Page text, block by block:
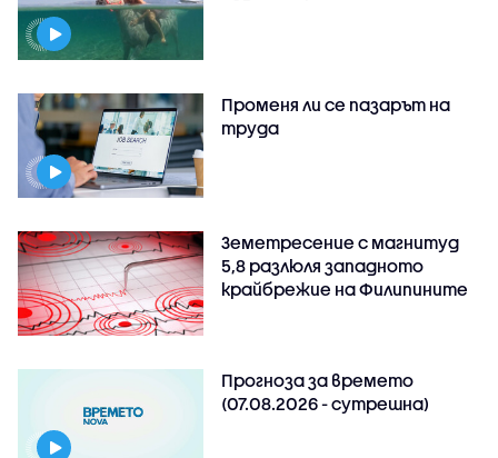
Променя ли се пазарът на
труда
Земетресение с магнитуд
5,8 разлюля западното
крайбрежие на Филипините
Прогноза за времето
(07.08.2026 - сутрешна)